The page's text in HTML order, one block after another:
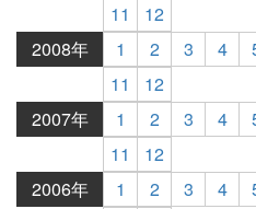
11
12
2008年
1 2 3 4
11
12
2007年
1 2 3 4
11
12
2006年
1 2 3 4